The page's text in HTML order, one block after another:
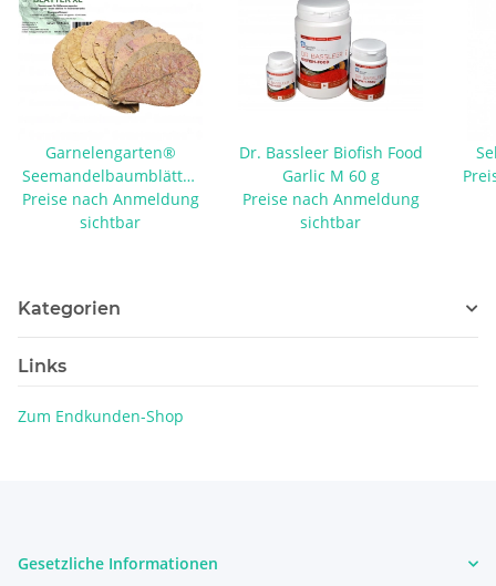
Garnelengarten®
Seemandelbaumblätter
XL 10 Stück
Preise nach Anmeldung
sichtbar
Dr. Bassleer Biofish Food
Garlic M 60 g
Preise nach Anmeldung
sichtbar
Kategorien
Links
Zum Endkunden-Shop
Gesetzliche Informationen